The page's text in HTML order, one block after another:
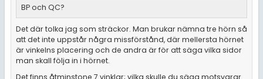
BP och QC?
Det där tolka jag som sträckor. Man brukar nämna tre hörn så
att det inte uppstår några missförstånd, där mellersta hörnet
är vinkelns placering och de andra är för att säga vilka sidor
man skall följa in i hörnet.
Det finns åtminstone 7 vinklar; vilka skulle du säga motsvarar